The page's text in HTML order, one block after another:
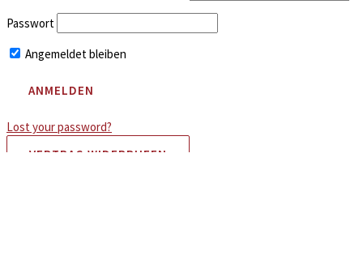
Passwort
Angemeldet bleiben
Lost your password?
VERTRAG WIDERRUFEN